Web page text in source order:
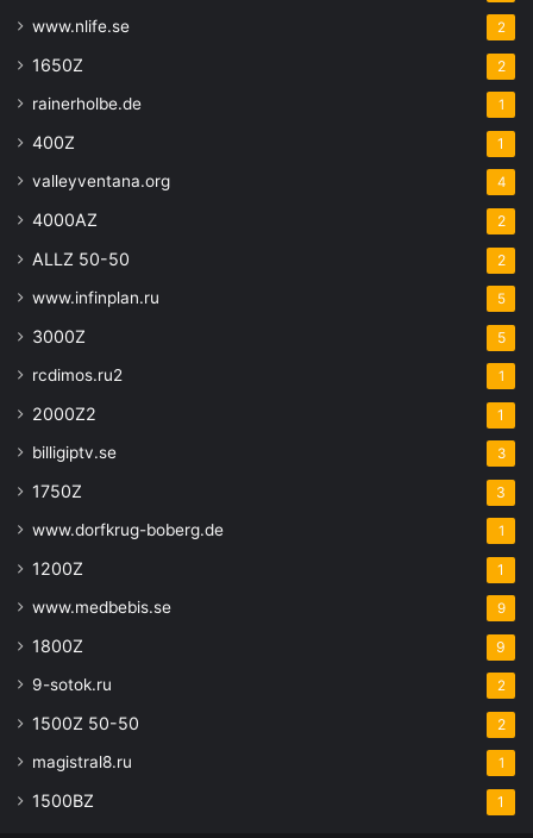
www.nlife.se 2
1650Z 2
rainerholbe.de 1
400Z 1
valleyventana.org 4
4000AZ 2
ALLZ 50-50 2
www.infinplan.ru 5
3000Z 5
rcdimos.ru2 1
2000Z2 1
billigiptv.se 3
1750Z 3
www.dorfkrug-boberg.de 1
1200Z 1
www.medbebis.se 9
1800Z 9
9-sotok.ru 2
1500Z 50-50 2
magistral8.ru 1
1500BZ 1